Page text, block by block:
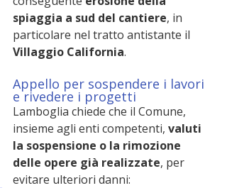
spiaggia a sud del cantiere, in
particolare nel tratto antistante il
Villaggio California.
Appello per sospendere i lavori
e rivedere i progetti
Lamboglia chiede che il Comune,
insieme agli enti competenti, valuti
la sospensione o la rimozione
delle opere già realizzate, per
evitare ulteriori danni: